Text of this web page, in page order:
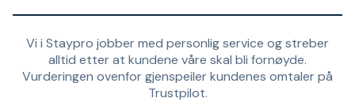
Vi i Staypro jobber med personlig service og streber
alltid etter at kundene våre skal bli fornøyde.
Vurderingen ovenfor gjenspeiler kundenes omtaler på
Trustpilot.